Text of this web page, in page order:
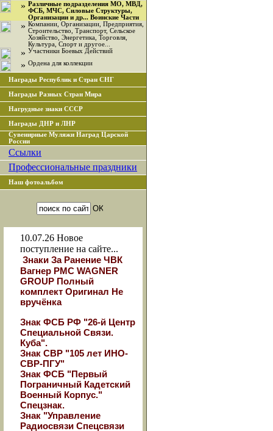
» Различные подразделения МО, МВД,
ФСБ, МЧС, Силовые Структуры,
Организации и др... Воинские Части
» Компании, Организации, Предприятия,
Строительство, Транспорт, Сельское
Хозяйство, Энергетика, Торговля,
Культура, Спорт и другое...
» Участники Боевых Действий
» Ордена для коллекции
Награды Республик и Стран СНГ
Награды Разных Стран Мира
Нагрудные знаки СССР
Награды ДНР и ЛНР
Сувенирные Муляжи Наград Царской
России
Ссылки
Профессиональные праздники
Наш фотоальбом
10.07.26 Новое
поступление на сайте...
Знаки За Ранение ЧВК
Вагнер РМС WAGNER
GROUP Полный
комплект Оригинал Не
вручёнка
Знак ФСБ РФ "26-й Центр
Специальной Связи.
Куба".
Знак СВР "105 лет ИНО-
СВР-ПГУ"
Знак ФСБ "Первый
Пограничный Кадетский
Военный Корпус."
Спецзнак.
Знак "Управление
Радиосвязи Спецсвязи